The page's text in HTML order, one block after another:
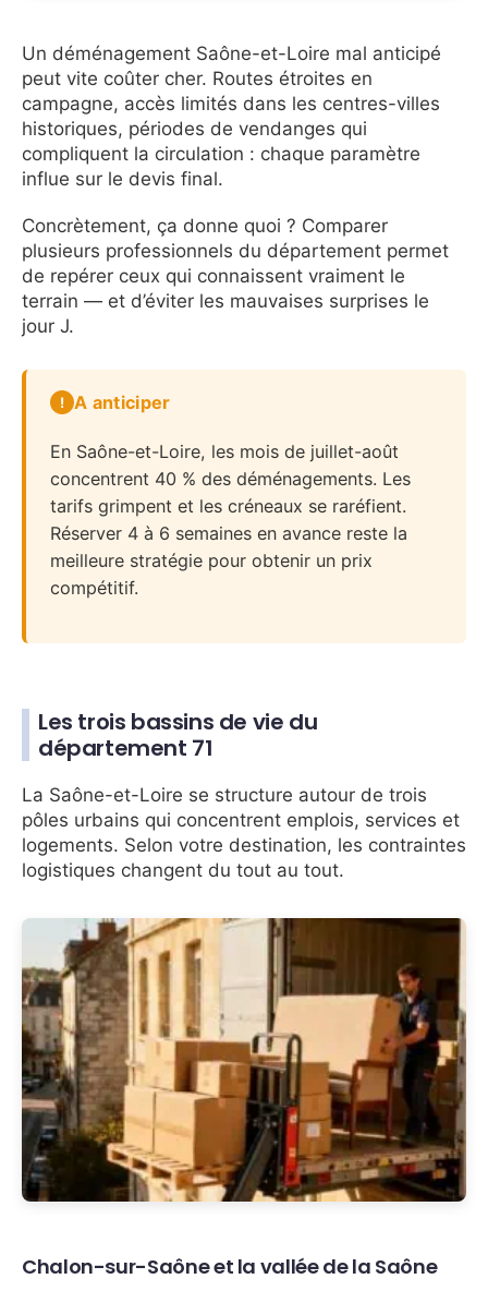
Un déménagement Saône-et-Loire mal anticipé
peut vite coûter cher. Routes étroites en
campagne, accès limités dans les centres-villes
historiques, périodes de vendanges qui
compliquent la circulation : chaque paramètre
influe sur le devis final.
Concrètement, ça donne quoi ? Comparer
plusieurs professionnels du département permet
de repérer ceux qui connaissent vraiment le
terrain — et d’éviter les mauvaises surprises le
jour J.
A anticiper
En Saône-et-Loire, les mois de juillet-août
concentrent 40 % des déménagements. Les
tarifs grimpent et les créneaux se raréfient.
Réserver 4 à 6 semaines en avance reste la
meilleure stratégie pour obtenir un prix
compétitif.
Les trois bassins de vie du
département 71
La Saône-et-Loire se structure autour de trois
pôles urbains qui concentrent emplois, services et
logements. Selon votre destination, les contraintes
logistiques changent du tout au tout.
Chalon-sur-Saône et la vallée de la Saône